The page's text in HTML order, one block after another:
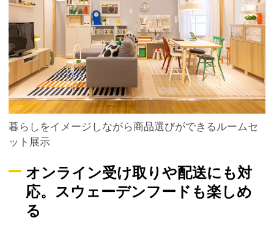
暮らしをイメージしながら商品選びができるルームセ
ット展示
オンライン受け取りや配送にも対
応。スウェーデンフードも楽しめ
る